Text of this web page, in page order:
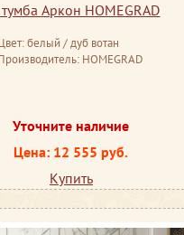
Аркон HOMEGRAD
белый / дуб вотан
HOMEGRAD
Уточните наличие
Цена: 12 555 руб.
Купить